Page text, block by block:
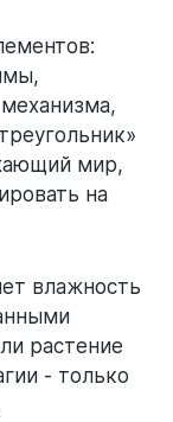
мир,
на
влажность
растение
- только